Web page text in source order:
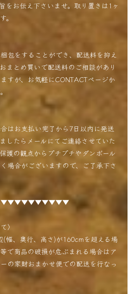
をお伝え下さいませ。取り置きは1ヶ
。
包をすることができ、配送料を抑え
まとめ買いで配送料のご相談があり
すが、お気軽にCONTACTページか
はお支払い完了から7日以内に発送
したらメールにてご連絡させていた
護の観点からプチプチやダンボール
場合がございますので、ご了承下さ
▼▼▼▼▼▼▼▼▼▼
〉
(幅、奥行、高さ)が160cmを超える場
で商品の破損が危ぶまれる場合はア
の家財おまかせ便での配送を行なっ